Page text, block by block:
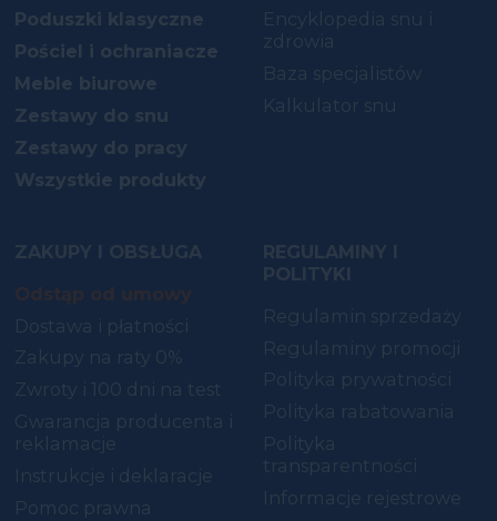
Poduszki klasyczne
Pościel i ochraniacze
Meble biurowe
Zestawy do snu
Zestawy do pracy
Wszystkie produkty
Encyklopedia snu i
zdrowia
Baza specjalistów
Kalkulator snu
Dostawa i płatności
Zakupy na raty 0%
Zwroty i 100 dni na test
Gwarancja producenta i
reklamacje
Instrukcje i deklaracje
Pomoc prawna
Regulamin sprzedaży
Regulaminy promocji
Polityka prywatności
Polityka rabatowania
Polityka
transparentności
Informacje rejestrowe